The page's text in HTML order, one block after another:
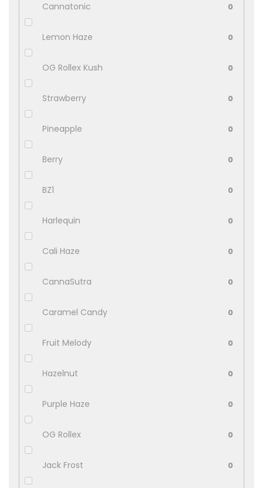
Cannatonic 0
Lemon Haze 0
OG Rollex Kush 0
Strawberry 0
Pineapple 0
Berry 0
BZ1 0
Harlequin 0
Cali Haze 0
CannaSutra 0
Caramel Candy 0
Fruit Melody 0
Hazelnut 0
Purple Haze 0
OG Rollex 0
Jack Frost 0